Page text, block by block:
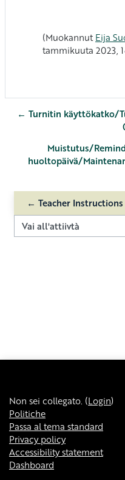
(MuokannutEija
tammikuuta 2023,
← Turnitin käyttökatko/
Muistutus/
huoltopäivä/
← Teacher Instructions
Vai all'attiivtà
Non sei collegato. (Login)
Politiche
Passa al tema standard
Privacy policy
Accessibility statement
Dashboard